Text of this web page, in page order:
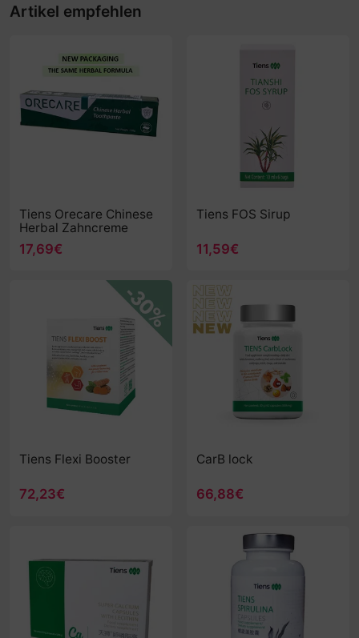
Artikel empfehlen
Tiens Orecare Chinese
Herbal Zahncreme
17,69€
Tiens FOS Sirup
11,59€
Tiens Flexi Booster
72,23€
CarB lock
66,88€